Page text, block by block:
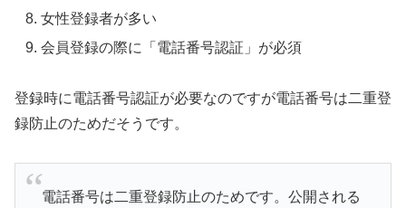
女性登録者が多い
会員登録の際に「電話番号認証」が必須
登録時に電話番号認証が必要なのですが電話番号は二重登
録防止のためだそうです。
電話番号は二重登録防止のためです。公開される